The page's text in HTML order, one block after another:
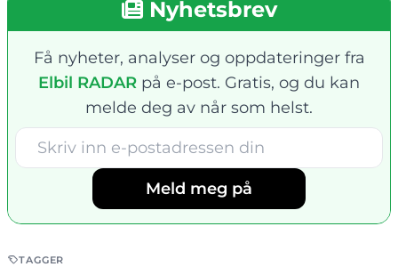
Nyhetsbrev
Få nyheter, analyser og oppdateringer fra
Elbil RADAR på e-post. Gratis, og du kan
melde deg av når som helst.
Meld meg på
TAGGER